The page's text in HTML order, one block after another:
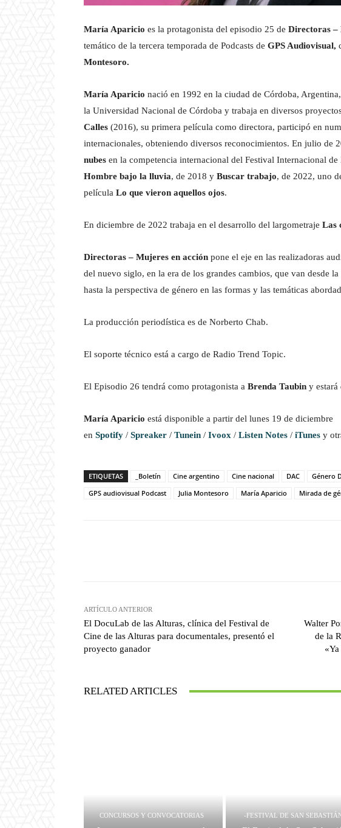
María Aparicio es la protagonista del episodio 25 de Directoras –
temático de la tercera temporada de Podcasts de GPS Audiovisual,
Montesoro.
María Aparicio nació en 1992 en la ciudad de Córdoba,
la Universidad Nacional de Córdoba y trabaja en diversos
Calles (2016), su primera película como directora, participó en
internacionales, obteniendo diversos reconocimientos. En julio de
nubes en la competencia internacional del Festival Internacional
Hombre bajo la lluvia, de 2018 y Buscar trabajo, de 2022, uno
película Lo que vieron aquellos ojos.
En diciembre de 2022 trabaja en el desarrollo del largometraje Las
Directoras – Mujeres en acción pone el eje en las realizadoras
del nuevo siglo, en la era de los grandes cambios, que van desde
hasta la perspectiva de género en las formas y las temáticas
La producción periodística es de Norberto Chab.
El soporte técnico está a cargo de Radio Trend Topic.
El Episodio 26 tendrá como protagonista a Brenda Taubin y
María Aparicio está disponible a partir del lunes 19 de diciembre
en Spotify / Spreaker / Tunein / Ivoox / Listen Notes / iTunes y
ETIQUETAS _Boletín Cine argentino Cine nacional DAC Género
GPS audiovisual Podcast
Julia Montesoro María Aparicio Mirada de
ARTÍCULO ANTERIOR
El DocuLab de las Alturas, clínica del Festival de
Cine de las Alturas para documentales, presentó el
proyecto ganador
Walter
de la
RELATED ARTICLES
CONCURSOS Y CONVOCATORIAS -FESTIVAL DE SAN